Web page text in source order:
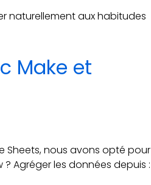
naturellement aux habitudes
Make et
Sheets, nous avons opté pour
Agréger les données depuis :